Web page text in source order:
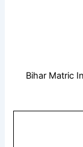
Bihar Matric